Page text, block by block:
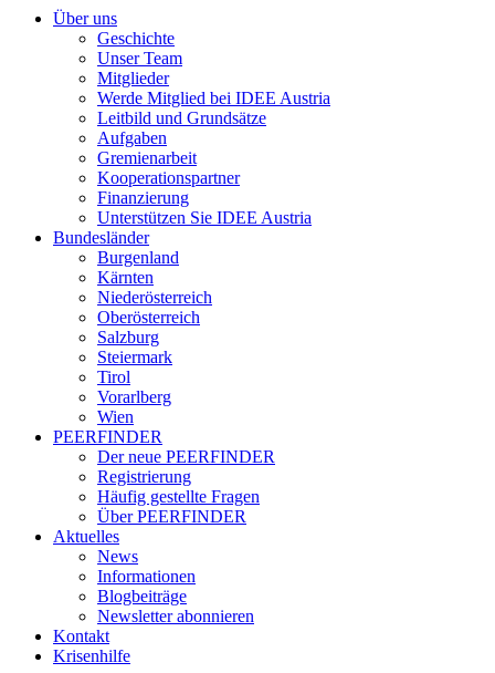
Über uns
Geschichte
Unser Team
Mitglieder
Werde Mitglied bei IDEE Austria
Leitbild und Grundsätze
Aufgaben
Gremienarbeit
Kooperationspartner
Finanzierung
Unterstützen Sie IDEE Austria
Bundesländer
Burgenland
Kärnten
Niederösterreich
Oberösterreich
Salzburg
Steiermark
Tirol
Vorarlberg
Wien
PEERFINDER
Der neue PEERFINDER
Registrierung
Häufig gestellte Fragen
Über PEERFINDER
Aktuelles
News
Informationen
Blogbeiträge
Newsletter abonnieren
Kontakt
Krisenhilfe